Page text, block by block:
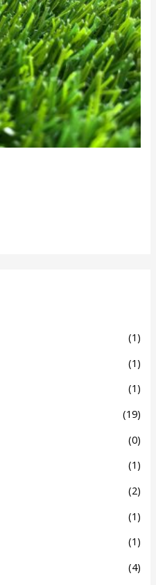
(1)
(1)
(1)
(19)
(0)
(1)
(2)
(1)
(1)
(4)